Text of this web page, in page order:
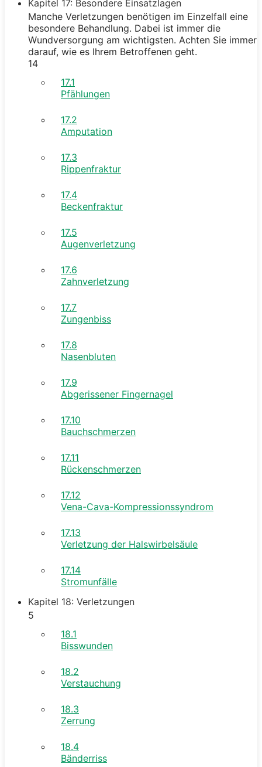
Kapitel 17: Besondere Einsatzlagen
Manche Verletzungen benötigen im Einzelfall eine
besondere Behandlung. Dabei ist immer die
Wundversorgung am wichtigsten. Achten Sie immer
darauf, wie es Ihrem Betroffenen geht.
14
17.1
Pfählungen
17.2
Amputation
17.3
Rippenfraktur
17.4
Beckenfraktur
17.5
Augenverletzung
17.6
Zahnverletzung
17.7
Zungenbiss
17.8
Nasenbluten
17.9
Abgerissener Fingernagel
17.10
Bauchschmerzen
17.11
Rückenschmerzen
17.12
Vena-Cava-Kompressionssyndrom
17.13
Verletzung der Halswirbelsäule
17.14
Stromunfälle
Kapitel 18: Verletzungen
5
18.1
Bisswunden
18.2
Verstauchung
18.3
Zerrung
18.4
Bänderriss